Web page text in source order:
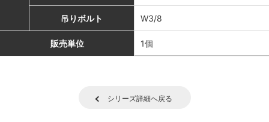
吊りボルト W3/8
販売単位 1個
シリーズ詳細へ戻る